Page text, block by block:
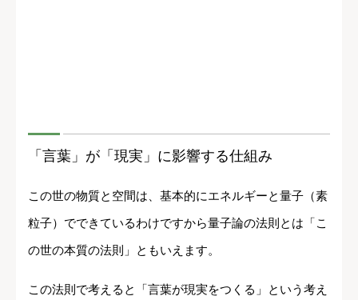
「言葉」が「現実」に影響する仕組み
この世の物質と空間は、基本的にエネルギーと量子（素
粒子）でできているわけですから量子論の法則とは「こ
の世の本質の法則」ともいえます。
この法則で考えると「言葉が現実をつくる」という考え